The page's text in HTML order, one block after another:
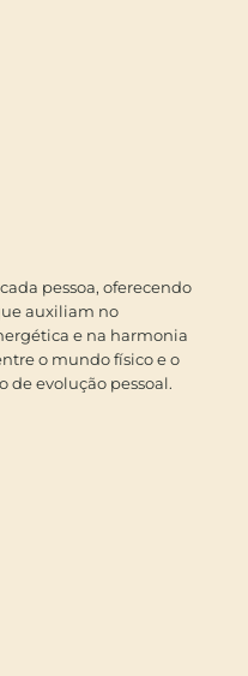
pessoa, oferecendo
auxiliam no
e na harmonia
o mundo físico e o
de evolução pessoal.